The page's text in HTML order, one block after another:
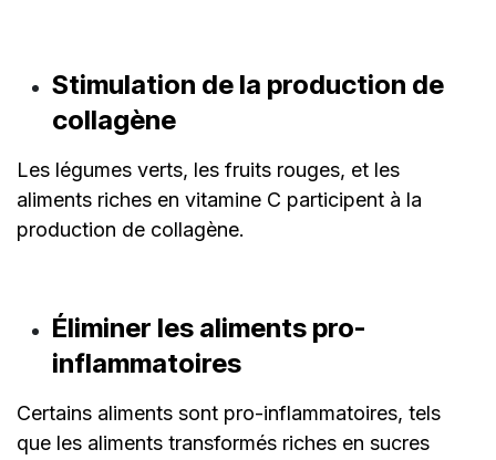
Stimulation de la production de
collagène
Les légumes verts, les fruits rouges, et les
aliments riches en vitamine C participent à la
production de collagène.
Éliminer les aliments pro-
inflammatoires
Certains aliments sont pro-inflammatoires, tels
que les aliments transformés riches en sucres